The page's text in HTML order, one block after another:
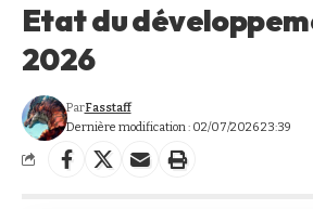
Etat du
2026
Dernière modification : 02/07/2026 23:39
ParFasstaff